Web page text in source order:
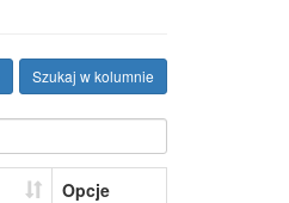
Szukaj w kolumnie
Opcje